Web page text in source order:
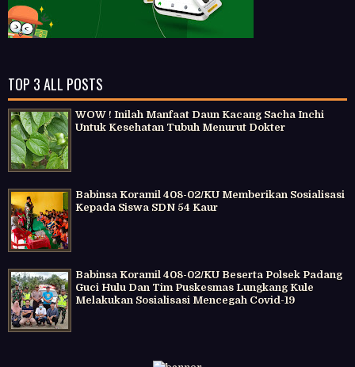
TOP 3 ALL POSTS
WOW ! Inilah Manfaat Daun Kacang Sacha Inchi
Untuk Kesehatan Tubuh Menurut Dokter
Babinsa Koramil 408-02/KU Memberikan Sosialisasi
Kepada Siswa SDN 54 Kaur
Babinsa Koramil 408-02/KU Beserta Polsek Padang
Guci Hulu Dan Tim Puskesmas Lungkang Kule
Melakukan Sosialisasi Mencegah Covid-19